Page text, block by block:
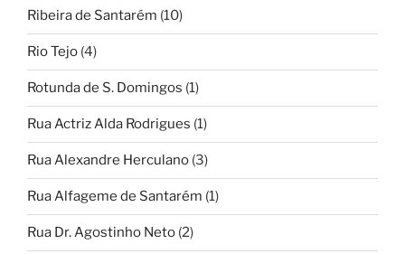
Ribeira de Santarém (10)
Rio Tejo (4)
Rotunda de S. Domingos (1)
Rua Actriz Alda Rodrigues (1)
Rua Alexandre Herculano (3)
Rua Alfageme de Santarém (1)
Rua Dr. Agostinho Neto (2)